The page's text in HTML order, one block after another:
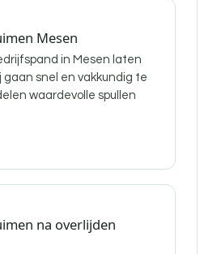
Mesen
in Mesen laten
gaan snel en vakkundig te
waardevolle spullen
na overlijden